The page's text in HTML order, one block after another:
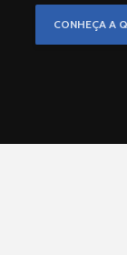
CONHEÇA A